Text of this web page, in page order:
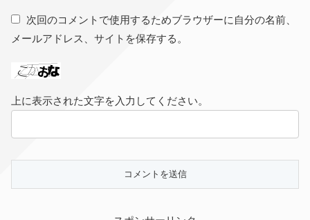
次回のコメントで使用するためブラウザーに自分の名前、
メールアドレス、サイトを保存する。
上に表示された文字を入力してください。